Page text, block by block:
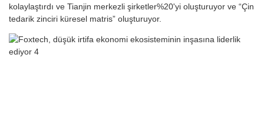
kolaylaştırdı ve Tianjin merkezli şirketler%20'yi oluşturuyor ve “Çin
tedarik zinciri küresel matris” oluşturuyor.